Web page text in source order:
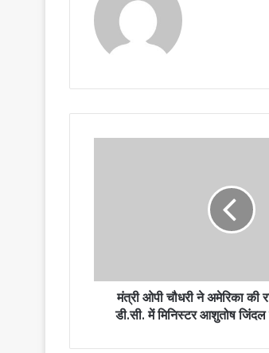
मंत्री ओपी चौधरी ने अमेरिका की
डी.सी. में मिनिस्टर आशुतोष